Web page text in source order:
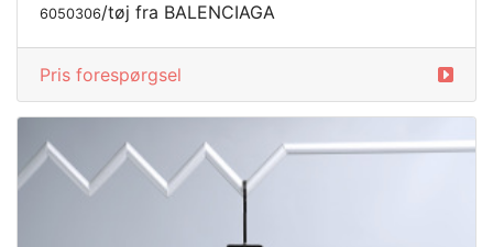
6050306/tøj fra BALENCIAGA
Pris forespørgsel